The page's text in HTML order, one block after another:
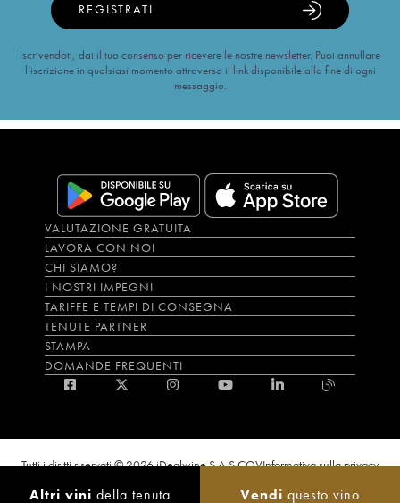
Altri vini della tenuta Vendi questo vino
REGISTRATI
Iscrivendoti, dai il tuo consenso per ricevere le nostre newsletter. Puoi annullare
l’iscrizione in qualsiasi momento attraverso il link disponibile alla fine di ogni
messaggio.
VALUTAZIONE GRATUITA
LAVORA CON NOI
CHI SIAMO?
I NOSTRI IMPEGNI
TARIFFE E TEMPI DI CONSEGNA
TENUTE PARTNER
STAMPA
DOMANDE FREQUENTI
Tutti i diritti riservati © 2026 iDealwine S.A.S.CGVInformativa sulla privacy
sito e dei servizi annessi è riservato solo agli utenti maggiorenni.